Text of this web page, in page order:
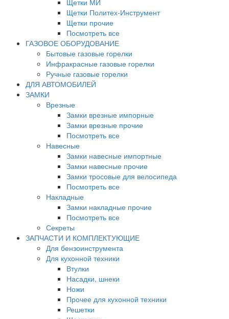
Щетки МИ
Щетки Политех-Инструмент
Щетки прочие
Посмотреть все
ГАЗОВОЕ ОБОРУДОВАНИЕ
Бытовые газовые горелки
Инфракрасные газовые горелки
Ручные газовые горелки
ДЛЯ АВТОМОБИЛЕЙ
ЗАМКИ
Врезные
Замки врезные импорные
Замки врезные прочие
Посмотреть все
Навесные
Замки навесные импортные
Замки навесные прочие
Замки тросовые для велосипеда
Посмотреть все
Накладные
Замки накладные прочие
Посмотреть все
Секреты
ЗАПЧАСТИ И КОМПЛЕКТУЮЩИЕ
Для бензоинструмента
Для кухонной техники
Втулки
Насадки, шнеки
Ножи
Прочее для кухонной техники
Решетки